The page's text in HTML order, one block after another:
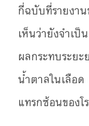
กี่ฉบับที่รายงา
เห็นว่ายังจำเ
ผลกระทบระย
น้ำตาลในเลือ
แทรกซ้อนของ